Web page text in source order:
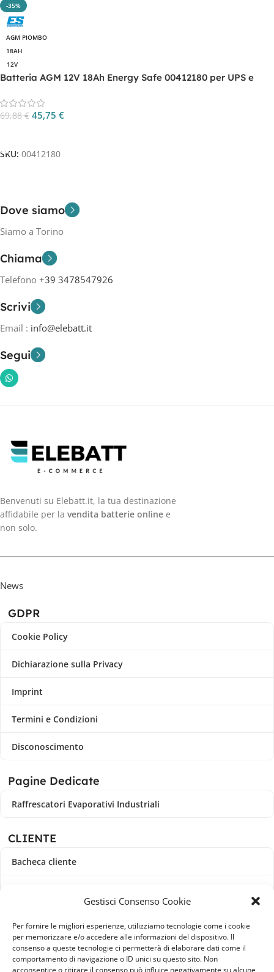
Gestisci Consenso Cookie
Per fornire le migliori esperienze, utilizziamo tecnologie come i cookie
per memorizzare e/o accedere alle informazioni del dispositivo. Il
consenso a queste tecnologie ci permetterà di elaborare dati come il
comportamento di navigazione o ID unici su questo sito. Non
acconsentire o ritirare il consenso può influire negativamente su alcune
-35%
AGM PIOMBO
18AH
12V
Batteria AGM 12V 18Ah Energy Safe 00412180 per UPS e
69,88€ 45,75 €
SKU: 00412180
Dove siamo
Siamo a Torino
Chiama
Telefono +39 3478547926
Scrivi
Email : info@elebatt.it
Segui
Benvenuti su Elebatt.it, la tua destinazione
affidabile per la vendita batterie online e
non solo.
News
GDPR
Cookie Policy
Dichiarazione sulla Privacy
Imprint
Termini e Condizioni
Disconoscimento
Pagine Dedicate
Raffrescatori Evaporativi Industriali
CLIENTE
Bacheca cliente
Indirizzi